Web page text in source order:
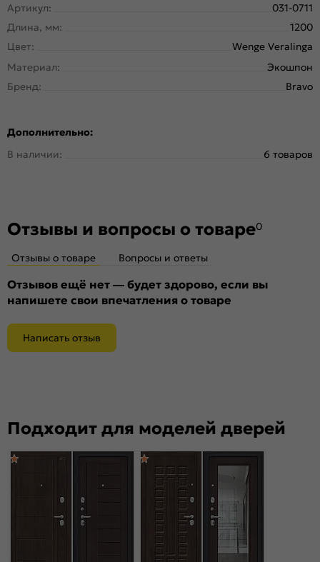
Артикул:
031-0711
Длина, мм:
1200
Цвет:
Wenge Veralinga
Материал:
Экошпон
Бренд:
Bravo
Дополнительно:
В наличии:
6 товаров
Отзывы и вопросы о товаре0
Отзывы о товаре Вопросы и ответы
Отзывов ещё нет — будет здорово, если вы
напишете свои впечатления о товаре
Написать отзыв
Подходит для моделей дверей